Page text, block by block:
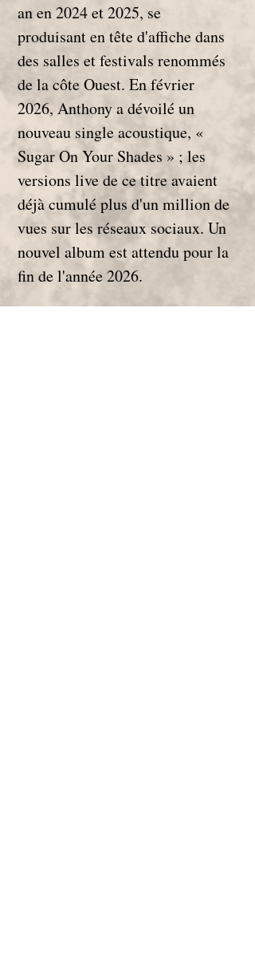
an en 2024 et 2025, se
produisant en tête d'affiche dans
des salles et festivals renommés
de la côte Ouest. En février
2026, Anthony a dévoilé un
nouveau single acoustique, «
Sugar On Your Shades » ; les
versions live de ce titre avaient
déjà cumulé plus d'un million de
vues sur les réseaux sociaux. Un
nouvel album est attendu pour la
fin de l'année 2026.